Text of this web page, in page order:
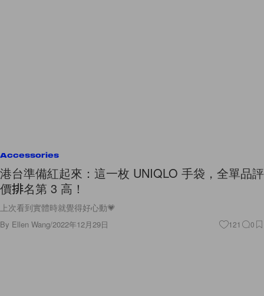
Accessories
港台準備紅起來：這一枚 UNIQLO 手袋，全單品評
價排名第 3 高！
上次看到實體時就覺得好心動💗
By Ellen Wang/2022年12月29日 121 0